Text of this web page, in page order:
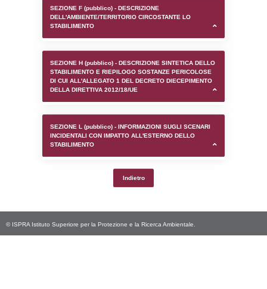
SEZIONE D (pubblico) - INFORMAZIONI
AUTORIZZAZIONI/CERTIFICAZIONI E
CONTROLLO A CUI è SOGGETTO LO
SEZIONE F (pubblico) - DESCRIZIONE
DELL'AMBIENTE/TERRITORIO
STABILIMENTO
SEZIONE H (pubblico) - DESCRIZIONE